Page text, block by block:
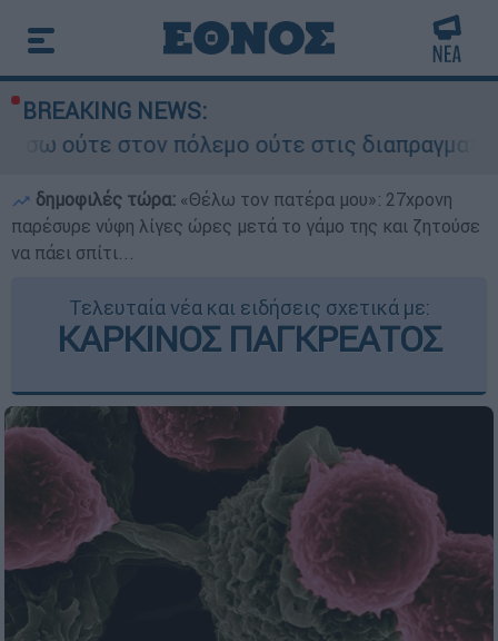
BREAKING NEWS:
ούτε στις διαπραγματεύσεις» - Οι
δημοφιλές τώρα: «Θέλω τον πατέρα μου»: 27χρονη
παρέσυρε νύφη λίγες ώρες μετά το γάμο της και ζητούσε
να πάει σπίτι...
Τελευταία νέα και ειδήσεις σχετικά με:
ΚΑΡΚΙΝΟΣ ΠΑΓΚΡΕΑΤΟΣ